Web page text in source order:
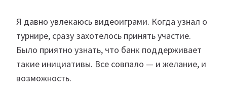
Я давно увлекаюсь видеоиграми. Когда узнал о
турнире, сразу захотелось принять участие.
Было приятно узнать, что банк поддерживает
такие инициативы. Все совпало — и желание, и
возможность.